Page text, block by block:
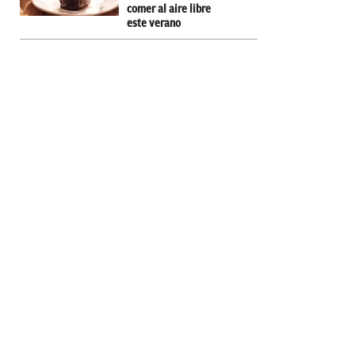
comer al aire libre
este verano